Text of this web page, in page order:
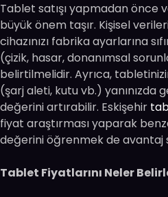
Tablet satışı yapmadan önce
büyük önem taşır. Kişisel
cihazınızı fabrika ayarlarına
(çizik, hasar, donanımsal
belirtilmelidir. Ayrıca,
(şarj aleti, kutu vb.) yanınızda
değerini artırabilir. Eskişehir
fiyat araştırması yaparak
değerini öğrenmek de avantaj
Tablet Fiyatlarını Neler